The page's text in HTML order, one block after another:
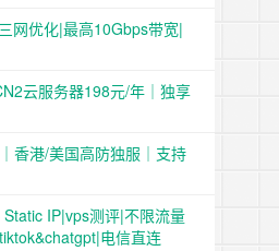
网优化|最高10Gbps带宽|
云服务器198元/年｜独享
香港/美国高防独服｜支持
IP|vps测评|不限流量
电信直连